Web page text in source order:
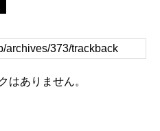
はありません。